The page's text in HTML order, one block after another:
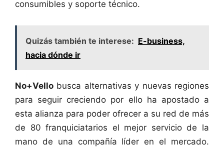
consumibles y soporte técnico.
Quizás también te interese: E-business,
hacia dónde ir
No+Vello busca alternativas y nuevas regiones
para seguir creciendo por ello ha apostado a
esta alianza para poder ofrecer a su red de más
de 80 franquiciatarios el mejor servicio de la
mano de una compañía líder en el mercado.